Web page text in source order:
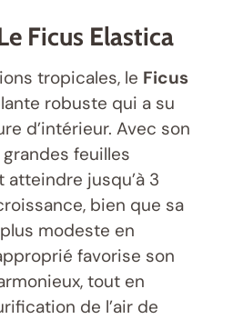
Ficus Elastica
tropicales, le Ficus
robuste qui a su
d’intérieur. Avec son
feuilles
atteindre jusqu’à 3
bien que sa
modeste en
favorise son
tout en
de l’air de